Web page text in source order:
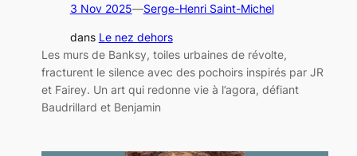
3 Nov 2025—Serge-Henri Saint-Michel
dans Le nez dehors
Les murs de Banksy, toiles urbaines de révolte,
fracturent le silence avec des pochoirs inspirés par JR
et Fairey. Un art qui redonne vie à l’agora, défiant
Baudrillard et Benjamin